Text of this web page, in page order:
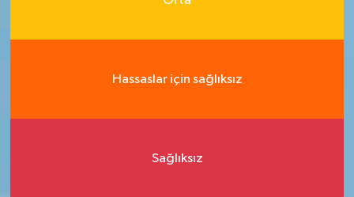
Hassaslar için sağlıksız
Sağlıksız